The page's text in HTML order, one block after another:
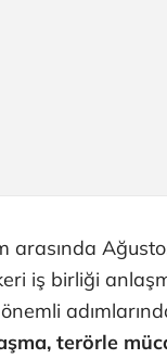
arasında
iş birliği
terörle